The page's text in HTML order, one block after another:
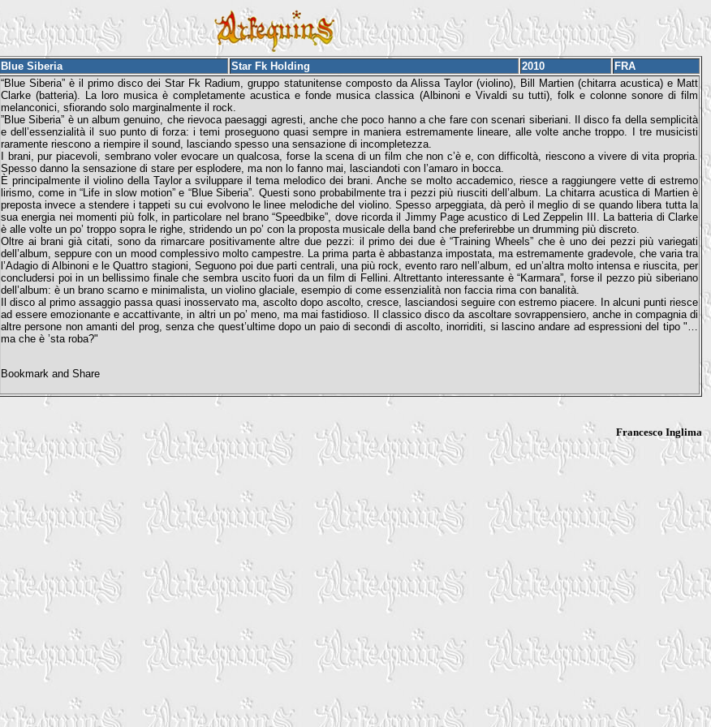
Blue Siberia Star Fk Holding 2010
FRA
“Blue Siberia” è il primo disco dei Star Fk Radium, gruppo statunitense composto da Alissa Taylor (violino), Bill Martien (chitarra acustica) e Matt
Clarke (batteria). La loro musica è completamente acustica e fonde musica classica (Albinoni e Vivaldi su tutti), folk e colonne sonore di film
melanconici, sfiorando solo marginalmente il rock.
”Blue Siberia” è un album genuino, che rievoca paesaggi agresti, anche che poco hanno a che fare con scenari siberiani. Il disco fa della semplicità
e dell’essenzialità il suo punto di forza: i temi proseguono quasi sempre in maniera estremamente lineare, alle volte anche troppo. I tre musicisti
raramente riescono a riempire il sound, lasciando spesso una sensazione di incompletezza.
I brani, pur piacevoli, sembrano voler evocare un qualcosa, forse la scena di un film che non c’è e, con difficoltà, riescono a vivere di vita propria.
Spesso danno la sensazione di stare per esplodere, ma non lo fanno mai, lasciandoti con l’amaro in bocca.
È principalmente il violino della Taylor a sviluppare il tema melodico dei brani. Anche se molto accademico, riesce a raggiungere vette di estremo
lirismo, come in “Life in slow motion” e “Blue Siberia”. Questi sono probabilmente tra i pezzi più riusciti dell’album. La chitarra acustica di Martien è
preposta invece a stendere i tappeti su cui evolvono le linee melodiche del violino. Spesso arpeggiata, dà però il meglio di se quando libera tutta la
sua energia nei momenti più folk, in particolare nel brano “Speedbike”, dove ricorda il Jimmy Page acustico di Led Zeppelin III. La batteria di Clarke
è alle volte un po’ troppo sopra le righe, stridendo un po’ con la proposta musicale della band che preferirebbe un drumming più discreto.
Oltre ai brani già citati, sono da rimarcare positivamente altre due pezzi: il primo dei due è “Training Wheels” che è uno dei pezzi più variegati
dell’album, seppure con un mood complessivo molto campestre. La prima parta è abbastanza impostata, ma estremamente gradevole, che varia tra
l’Adagio di Albinoni e le Quattro stagioni, Seguono poi due parti centrali, una più rock, evento raro nell’album, ed un’altra molto intensa e riuscita, per
concludersi poi in un bellissimo finale che sembra uscito fuori da un film di Fellini. Altrettanto interessante è “Karmara”, forse il pezzo più siberiano
dell’album: è un brano scarno e minimalista, un violino glaciale, esempio di come essenzialità non faccia rima con banalità.
Il disco al primo assaggio passa quasi inosservato ma, ascolto dopo ascolto, cresce, lasciandosi seguire con estremo piacere. In alcuni punti riesce
ad essere emozionante e accattivante, in altri un po’ meno, ma mai fastidioso. Il classico disco da ascoltare sovrappensiero, anche in compagnia di
altre persone non amanti del prog, senza che quest’ultime dopo un paio di secondi di ascolto, inorriditi, si lascino andare ad espressioni del tipo "…
ma che è ’sta roba?"
Francesco Inglima